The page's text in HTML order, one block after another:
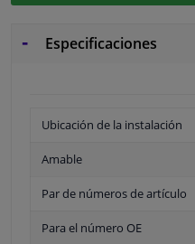
Especificaciones
Ubicación de la instalación
Amable
Par de números de artículo
Para el número OE